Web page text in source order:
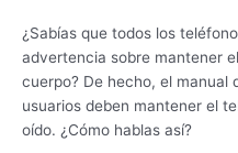
¿Sabías que todos los
advertencia sobre mantener
cuerpo? De hecho, el manual
usuarios deben mantener el
oído. ¿Cómo hablas así?